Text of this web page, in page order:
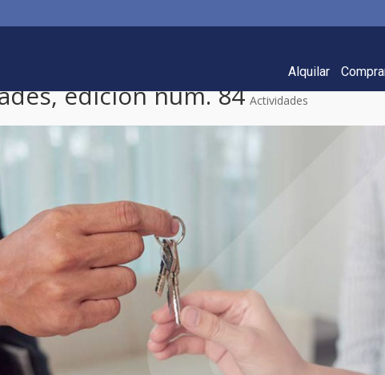
Alquilar
edición núm. 84 Actividades